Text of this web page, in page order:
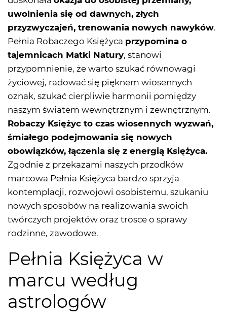
uwolnienia się od dawnych, złych
przyzwyczajeń, trenowania nowych nawyków.
Pełnia Robaczego Księżyca przypomina o
tajemnicach Matki Natury, stanowi
przypomnienie, że warto szukać równowagi
życiowej, radować się pięknem wiosennych
oznak, szukać cierpliwie harmonii pomiędzy
naszym światem wewnętrznym i zewnętrznym.
Robaczy Księżyc to czas wiosennych wyzwań,
śmiałego podejmowania się nowych
obowiązków, łączenia się z energią Księżyca.
Zgodnie z przekazami naszych przodków
marcowa Pełnia Księżyca bardzo sprzyja
kontemplacji, rozwojowi osobistemu, szukaniu
nowych sposobów na realizowania swoich
twórczych projektów oraz trosce o sprawy
rodzinne, zawodowe.
Pełnia Księżyca w
marcu według
astrologów